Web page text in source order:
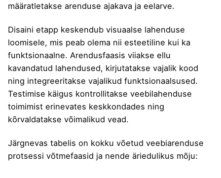
määratletakse arenduse ajakava ja eelarve.
Disaini etapp keskendub visuaalse lahenduse
loomisele, mis peab olema nii esteetiline kui ka
funktsionaalne. Arendusfaasis viiakse ellu
kavandatud lahendused, kirjutatakse vajalik kood
ning integreeritakse vajalikud funktsionaalsused.
Testimise käigus kontrollitakse veebilahenduse
toimimist erinevates keskkondades ning
kõrvaldatakse võimalikud vead.
Järgnevas tabelis on kokku võetud veebiarenduse
protsessi võtmefaasid ja nende äriedulikus mõju: